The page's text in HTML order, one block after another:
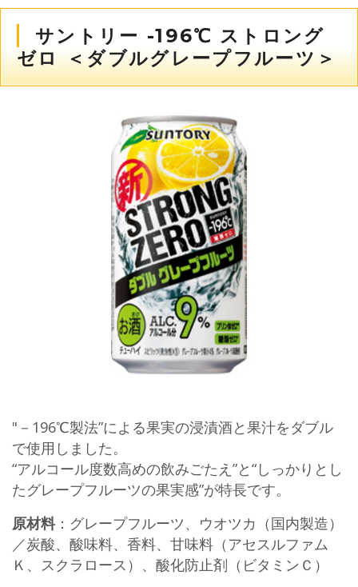
サントリー -196℃ ストロング
ゼロ ＜ダブルグレープフルーツ＞
"－196℃製法”による果実の浸漬酒と果汁をダブル
で使用しました。
“アルコール度数高めの飲みごたえ”と“しっかりとし
たグレープフルーツの果実感”が特長です。
原材料：グレープフルーツ、ウオツカ（国内製造）
／炭酸、酸味料、香料、甘味料（アセスルファム
Ｋ、スクラロース）、酸化防止剤（ビタミンＣ）